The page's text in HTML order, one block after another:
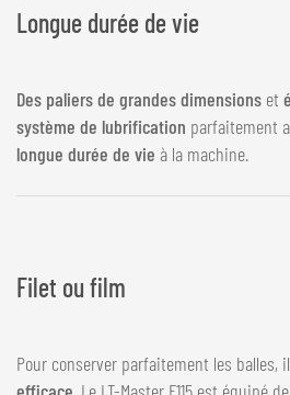
Longue durée de vie
Des paliers de grandes dimensions et
système de lubrification parfaitement
longue durée de vie à la machine.
Filet ou film
Pour conserver parfaitement les balles,